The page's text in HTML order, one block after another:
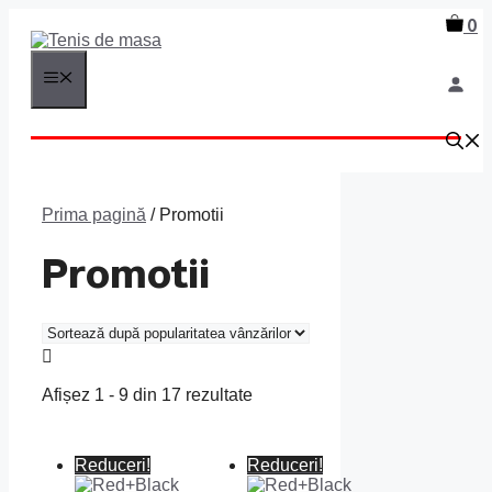
conținut
0
Prima pagină / Promotii
Promotii
Afișez 1 - 9 din 17 rezultate
Reduceri! Reduceri!